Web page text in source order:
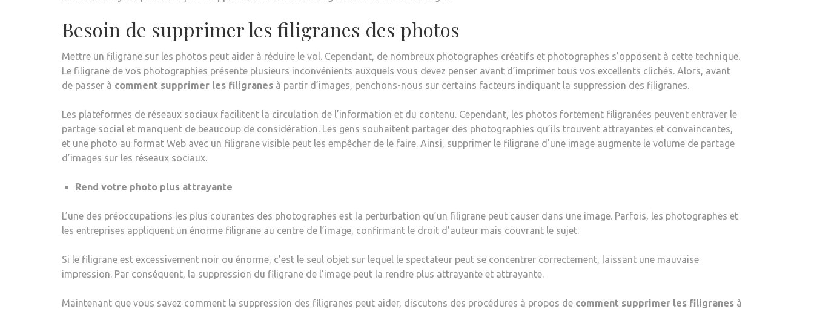
Besoin de supprimer les filigranes des photos
Mettre un filigrane sur les photos peut aider à réduire le vol. Cependant, de nombreux photographes créatifs et photographes s’opposent à cette technique.
Le filigrane de vos photographies présente plusieurs inconvénients auxquels vous devez penser avant d’imprimer tous vos excellents clichés. Alors, avant
de passer à comment supprimer les filigranes à partir d’images, penchons-nous sur certains facteurs indiquant la suppression des filigranes.
Les plateformes de réseaux sociaux facilitent la circulation de l’information et du contenu. Cependant, les photos fortement filigranées peuvent entraver le
partage social et manquent de beaucoup de considération. Les gens souhaitent partager des photographies qu’ils trouvent attrayantes et convaincantes,
et une photo au format Web avec un filigrane visible peut les empêcher de le faire. Ainsi, supprimer le filigrane d’une image augmente le volume de partage
d’images sur les réseaux sociaux.
Rend votre photo plus attrayante
L’une des préoccupations les plus courantes des photographes est la perturbation qu’un filigrane peut causer dans une image. Parfois, les photographes et
les entreprises appliquent un énorme filigrane au centre de l’image, confirmant le droit d’auteur mais couvrant le sujet.
Si le filigrane est excessivement noir ou énorme, c’est le seul objet sur lequel le spectateur peut se concentrer correctement, laissant une mauvaise
impression. Par conséquent, la suppression du filigrane de l’image peut la rendre plus attrayante et attrayante.
Maintenant que vous savez comment la suppression des filigranes peut aider, discutons des procédures à propos de comment supprimer les filigranes à